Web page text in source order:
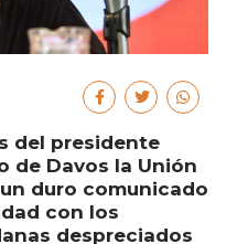
del presidente
de Davos la Unión
duro comunicado
con los
despreciados